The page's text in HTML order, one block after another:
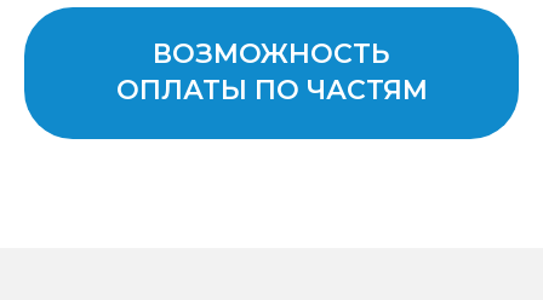
ВОЗМОЖНОСТЬ
ОПЛАТЫ ПО ЧАСТЯМ